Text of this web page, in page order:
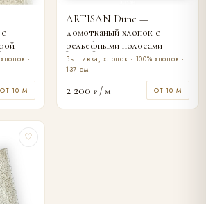
·
ОТ 10 М
ARTISAN Dune —
домотканый хлопок с
рельефными полосами
Вышивка, хлопок · 100% хлопок ·
137 см.
2 200 ₽ / м ОТ 10 М
♡